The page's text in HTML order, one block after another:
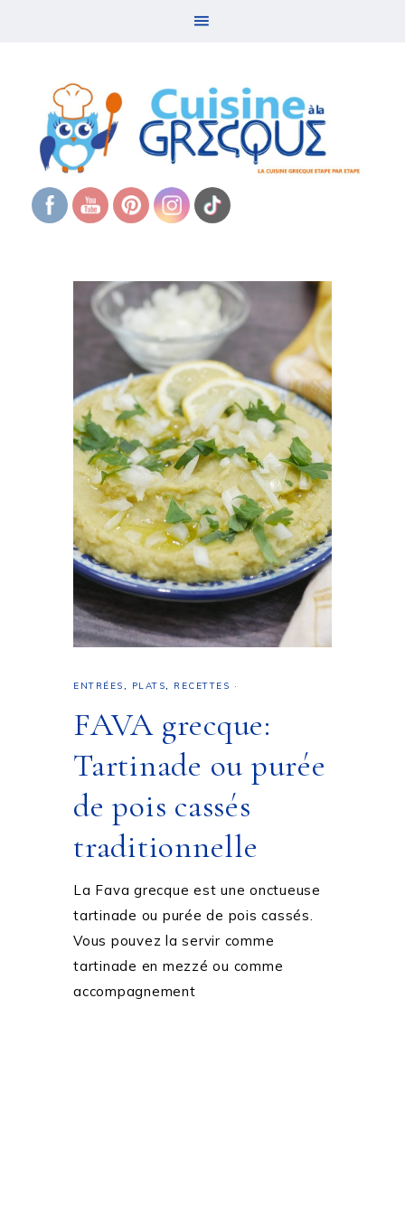
ENTRÉES PLATS RECETTES ·
FAVA grecque:
Tartinade ou purée
de pois cassés
traditionnelle
La Fava grecque est une onctueuse
tartinade ou purée de pois cassés.
Vous pouvez la servir comme
tartinade en mezzé ou comme
accompagnement